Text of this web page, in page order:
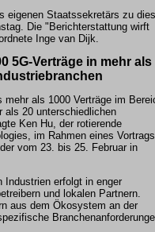
eigenen Staatssekretärs zu
Die "Berichterstattung wirft
Inge van Dijk.
5G-Verträge in mehr als
als 1000 Verträge im
als 20 unterschiedlichen
Ken Hu, der rotierende
im Rahmen eines
vom 23. bis 25. Februar in
Industrien erfolgt in enger
und lokalen Partnern.
aus dem Ökosystem an der